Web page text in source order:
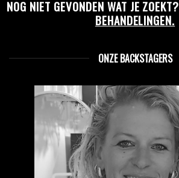
NOG NIET GEVONDEN WAT JE ZOEKT?
BEHANDELINGEN.
ONZE BACKSTAGERS